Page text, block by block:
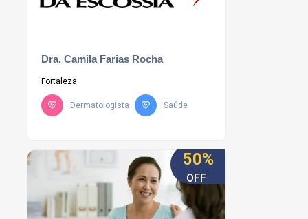
Dra. Camila Farias Rocha
Fortaleza
Dermatologista Saúde
OFF
50%